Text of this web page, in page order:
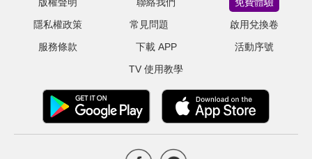
隱私權政策
服務條款
常見問題
下載 APP
TV 使用教學
啟用兌換卷
活動序號